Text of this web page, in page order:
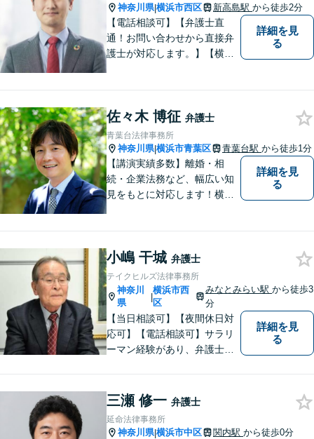
神奈川県|横浜市西区 新高島駅 から徒歩2分
【電話相談可】【弁護士直
通！お問い合わせから直接弁
護士が対応します。】【横浜
労働・雇用【法人・個人とも
に対応】フットワークが軽
く、密なコミュニケーション
を心がけます。
詳細を見
る
佐々木 博征 弁護士
青葉台法律事務所
神奈川県|横浜市青葉区 青葉台駅 から徒歩1分
【講演実績多数】離婚・相
続・企業法務など、幅広い知
見をもとに対応します！横
り】負債総額数億円の倒産申
立ての実績あり【完全個室】
【青葉台駅1分】【複数弁護士
在籍】
詳細を見
る
小嶋 干城 弁護士
テイクヒルズ法律事務所
神奈川
県
|
横浜市西
区
みなとみらい駅から徒歩3
分
【当日相談可】【夜間休日対
応可】【電話相談可】サラリ
ーマン経験があり、弁護士と
詳細を見
る
三瀬 修一 弁護士
延命法律事務所
神奈川県|横浜市中区 関内駅 から徒歩0分